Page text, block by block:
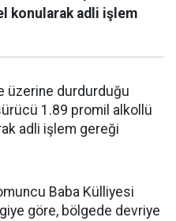
konularak adli işlem
üzerine durdurduğu
1.89 promil alkollü
adli işlem gereği
Baba Külliyesi
göre, bölgede devriye